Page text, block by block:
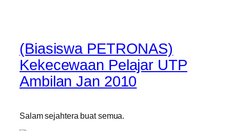
(Biasiswa PETRONAS)
Kekecewaan Pelajar UTP
Ambilan Jan 2010
Salam sejahtera buat semua.